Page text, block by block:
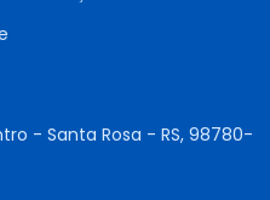
- Santa Rosa - RS, 98780-